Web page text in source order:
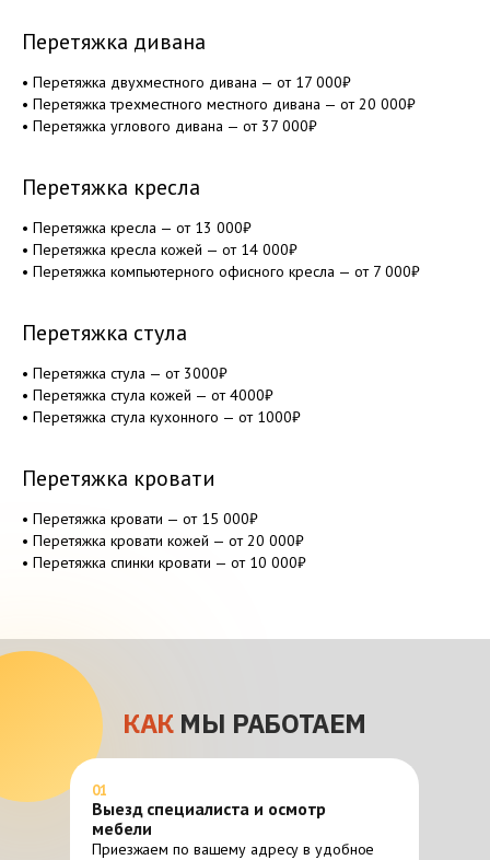
Перетяжка дивана
• Перетяжка двухместного дивана — от 17 000₽
• Перетяжка трехместного местного дивана — от 20 000₽
• Перетяжка углового дивана — от 37 000₽
Перетяжка кресла
• Перетяжка кресла — от 13 000₽
• Перетяжка кресла кожей — от 14 000₽
• Перетяжка компьютерного офисного кресла — от 7 000₽
Перетяжка стула
• Перетяжка стула — от 3000₽
• Перетяжка стула кожей — от 4000₽
• Перетяжка стула кухонного — от 1000₽
Перетяжка кровати
• Перетяжка кровати — от 15 000₽
• Перетяжка кровати кожей — от 20 000₽
• Перетяжка спинки кровати — от 10 000₽
КАКМЫ РАБОТАЕМ
01
Выезд специалиста и осмотр
мебели
Приезжаем по вашему адресу в удобное